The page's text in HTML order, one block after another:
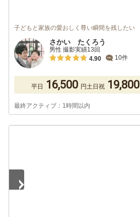
子どもと家族の愛おしく尊い瞬間を残したい
さかい たくろう
男性 撮影実績13回
4.90
10件
平日 16,500 円土日祝 19,800
最終アクティブ：1時間以内